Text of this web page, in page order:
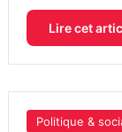
Lire cet
Politique &